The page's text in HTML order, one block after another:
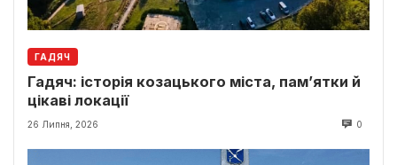
ГАДЯЧ
Гадяч: історія козацького міста, пам’ятки й
цікаві локації
26 Липня, 2026 0